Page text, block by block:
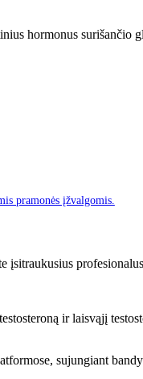
hormonus
pramonės įžvalgomis.
ir laisvąjį
sujungiant